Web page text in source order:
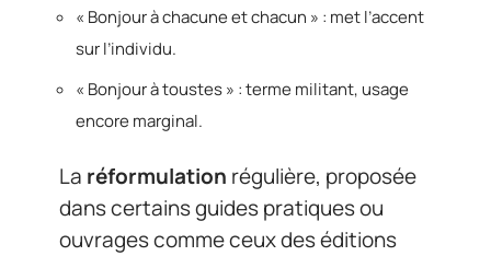
« Bonjour à chacune et chacun » : met l’accent
sur l’individu.
« Bonjour à toustes » : terme militant, usage
encore marginal.
La réformulation régulière, proposée
dans certains guides pratiques ou
ouvrages comme ceux des éditions